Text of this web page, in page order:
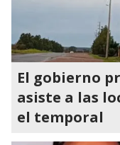
El gobierno
asiste a las
el temporal